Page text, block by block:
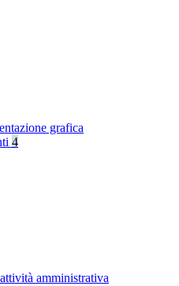
grafica
4
amministrativa